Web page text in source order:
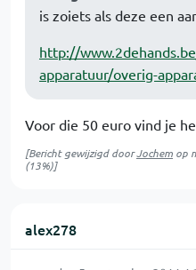
is zoiets als deze een
http://
apparatuur/overig-
Voor die 50 euro vind je
[Bericht gewijzigd doorJochem op
(13%)]
alex278